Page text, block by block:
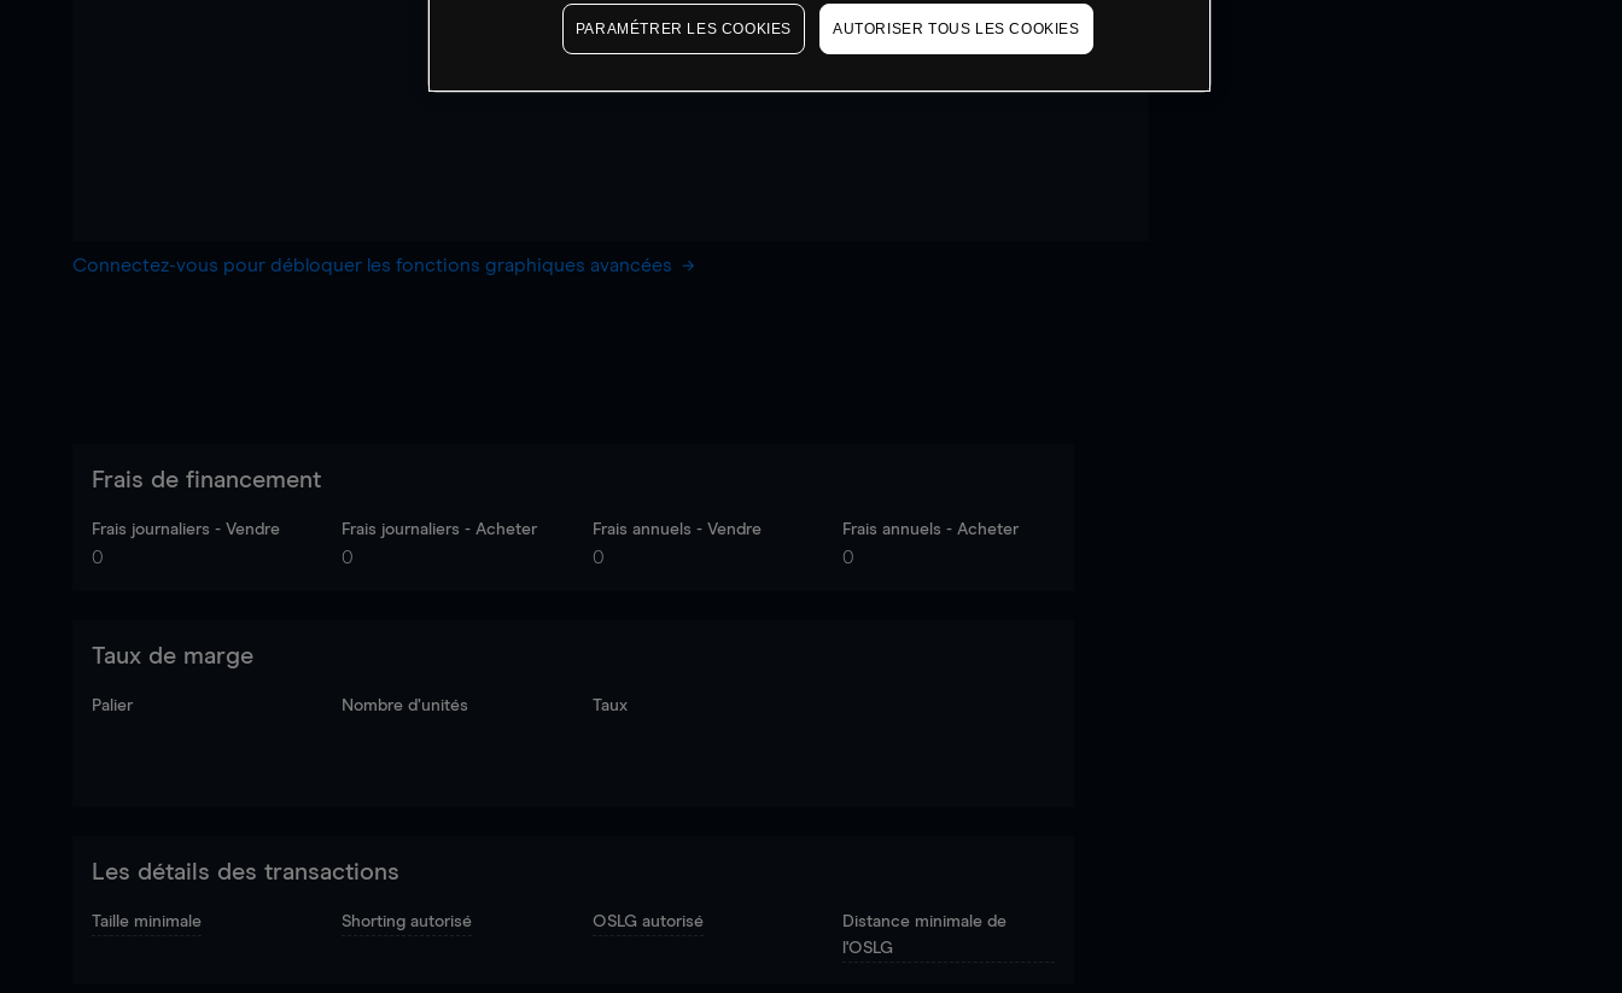
Connectez-vous pour débloquer les fonctions graphiques avancées
Frais de financement
Frais journaliers - Vendre
0
Frais journaliers - Acheter
0
Frais annuels - Vendre
0
Frais annuels - Acheter
0
Taux de marge
Palier Nombre d’unités Taux
Les détails des transactions
Taille minimale Shorting autorisé OSLG autorisé
Distance minimale de
l'OSLG
PARAMÉTRER LES COOKIES AUTORISER TOUS LES COOKIES